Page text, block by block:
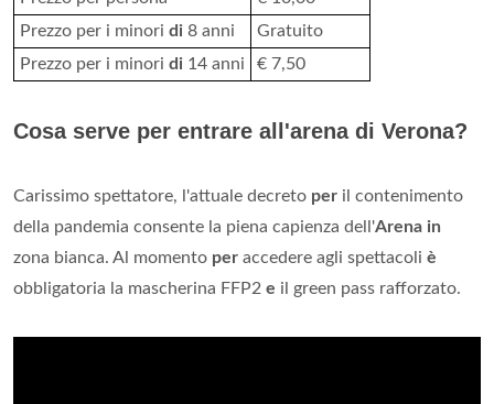
Prezzo per i minori di 8 anni
Gratuito
Prezzo per i minori di 14 anni € 7,50
Cosa serve per entrare all'arena di Verona?
Carissimo spettatore, l'attuale decreto per il contenimento
della pandemia consente la piena capienza dell'Arena in
zona bianca. Al momento per accedere agli spettacoli è
obbligatoria la mascherina FFP2 e il green pass rafforzato.